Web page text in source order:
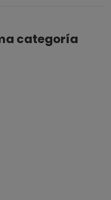
categoría